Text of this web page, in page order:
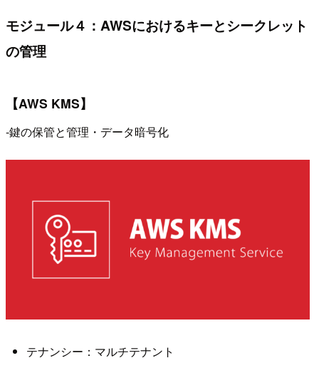
モジュール４：AWSにおけるキーとシークレット
の管理
【AWS KMS】
-鍵の保管と管理・データ暗号化
テナンシー：マルチテナント